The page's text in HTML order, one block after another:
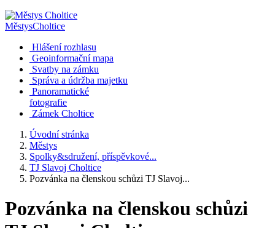
MěstysCholtice
Hlášení rozhlasu
Geoinformační mapa
Svatby na zámku
Správa a údržba majetku
Panoramatické
fotografie
Zámek Choltice
Úvodní stránka
Městys
Spolky&sdružení, příspěvkové...
TJ Slavoj Choltice
Pozvánka na členskou schůzi TJ Slavoj...
Pozvánka na členskou schůzi